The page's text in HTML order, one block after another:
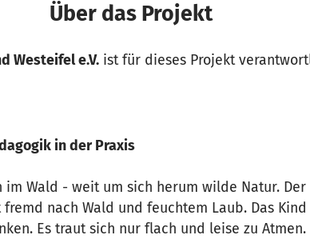
Über das Projekt
Westeifel e.V.ist für dieses Projekt
in der Praxis
Wald - weit um sich herum wilde Natur.
nach Wald und feuchtem Laub. Das
Es traut sich nur flach und leise zu